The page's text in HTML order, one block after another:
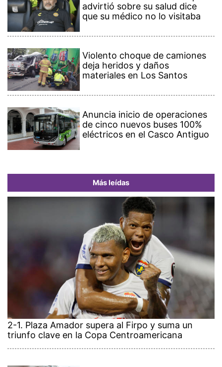
advirtió sobre su salud dice
que su médico no lo visitaba
Violento choque de camiones
deja heridos y daños
materiales en Los Santos
Anuncia inicio de operaciones
de cinco nuevos buses 100%
eléctricos en el Casco Antiguo
Más leídas
2-1. Plaza Amador supera al Firpo y suma un
triunfo clave en la Copa Centroamericana